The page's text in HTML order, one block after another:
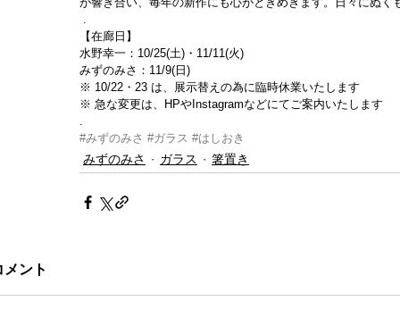
【在廊日】
水野幸一：10/25(土)・11/11(火)
みずのみさ：11/9(日)
※ 10/22・23 は、展示替えの為に臨時休業いたします
※ 急な変更は、HPやInstagramなどにてご案内いたします
#みずのみさ #ガラス #はしおき
みずのみさ ガラス 箸置き
メント